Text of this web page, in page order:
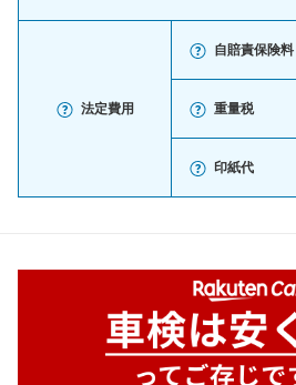
法定費用
自賠責保険料
重量税
印紙代